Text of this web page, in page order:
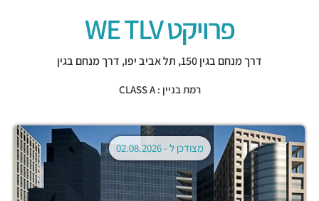
פרויקט WE TLV
דרך מנחם בגין 150, תל אביב יפו, דרך מנחם בגין
רמת בניין : CLASS A
מצודכן ל -02.08.2026